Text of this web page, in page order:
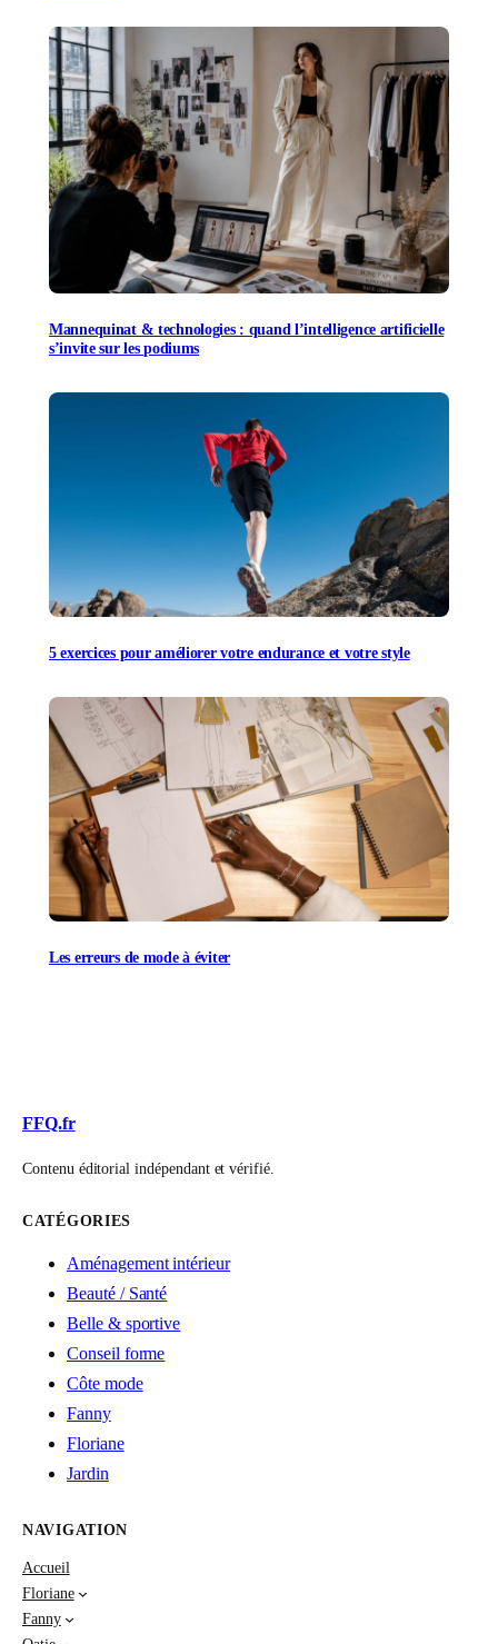
Mannequinat & technologies : quand l’intelligence artificielle
s’invite sur les podiums
5 exercices pour améliorer votre endurance et votre style
Les erreurs de mode à éviter
FFQ.fr
Contenu éditorial indépendant et vérifié.
CATÉGORIES
Aménagement intérieur
Beauté / Santé
Belle & sportive
Conseil forme
Côte mode
Fanny
Floriane
Jardin
NAVIGATION
Accueil
Floriane
Fanny